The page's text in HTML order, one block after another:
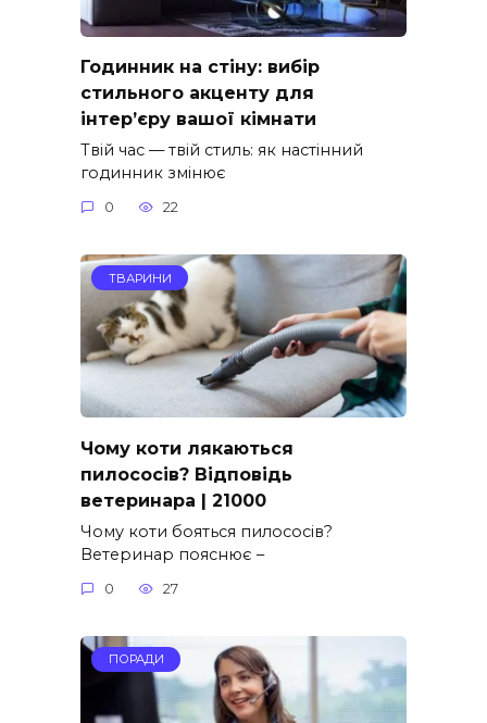
Годинник на стіну: вибір
стильного акценту для
інтер’єру вашої кімнати
Твій час — твій стиль: як настінний
годинник змінює
0 22
ТВАРИНИ
Чому коти лякаються
пилососів? Відповідь
ветеринара | 21000
Чому коти бояться пилососів?
Ветеринар пояснює –
0 27
ПОРАДИ